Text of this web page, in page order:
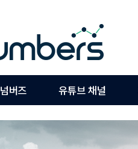
넘버즈 유튜브 채널